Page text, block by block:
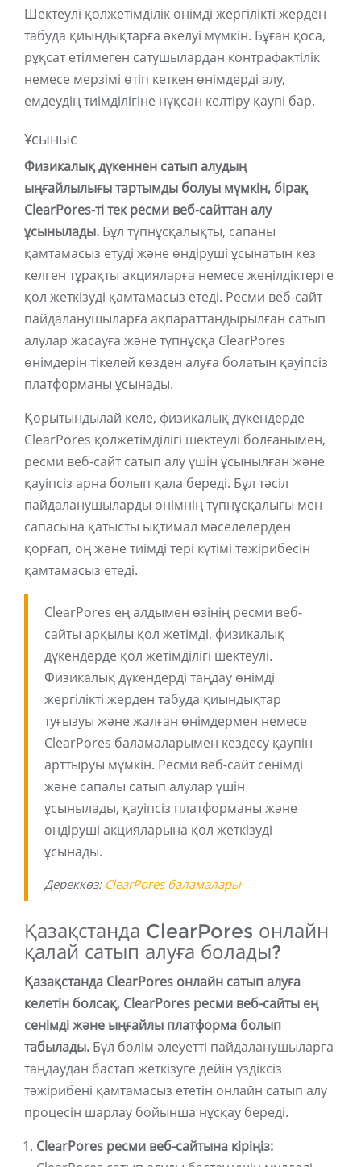
Шектеулі қолжетімділік өнімді жергілікті жерден
табуда қиындықтарға әкелуі мүмкін. Бұған қоса,
рұқсат етілмеген сатушылардан контрафактілік
немесе мерзімі өтіп кеткен өнімдерді алу,
емдеудің тиімділігіне нұқсан келтіру қаупі бар.
Ұсыныс
Физикалық дүкеннен сатып алудың
ыңғайлылығы тартымды болуы мүмкін, бірақ
ClearPores-ті тек ресми веб-сайттан алу
ұсынылады. Бұл түпнұсқалықты, сапаны
қамтамасыз етуді және өндіруші ұсынатын кез
келген тұрақты акцияларға немесе жеңілдіктерге
қол жеткізуді қамтамасыз етеді. Ресми веб-сайт
пайдаланушыларға ақпараттандырылған сатып
алулар жасауға және түпнұсқа ClearPores
өнімдерін тікелей көзден алуға болатын қауіпсіз
платформаны ұсынады.
Қорытындылай келе, физикалық дүкендерде
ClearPores қолжетімділігі шектеулі болғанымен,
ресми веб-сайт сатып алу үшін ұсынылған және
қауіпсіз арна болып қала береді. Бұл тәсіл
пайдаланушыларды өнімнің түпнұсқалығы мен
сапасына қатысты ықтимал мәселелерден
қорғап, оң және тиімді тері күтімі тәжірибесін
қамтамасыз етеді.
ClearPores ең алдымен өзінің ресми веб-
сайты арқылы қол жетімді, физикалық
дүкендерде қол жетімділігі шектеулі.
Физикалық дүкендерді таңдау өнімді
жергілікті жерден табуда қиындықтар
туғызуы және жалған өнімдермен немесе
ClearPores баламаларымен кездесу қаупін
арттыруы мүмкін. Ресми веб-сайт сенімді
және сапалы сатып алулар үшін
ұсынылады, қауіпсіз платформаны және
өндіруші акцияларына қол жеткізуді
ұсынады.
Дереккөз: ClearPores баламалары
Қазақстанда ClearPores онлайн
қалай сатып алуға болады?
Қазақстанда ClearPores онлайн сатып алуға
келетін болсақ, ClearPores ресми веб-сайты ең
сенімді және ыңғайлы платформа болып
табылады. Бұл бөлім әлеуетті пайдаланушыларға
таңдаудан бастап жеткізуге дейін үздіксіз
тәжірибені қамтамасыз ететін онлайн сатып алу
процесін шарлау бойынша нұсқау береді.
ClearPores ресми веб-сайтына кіріңіз: